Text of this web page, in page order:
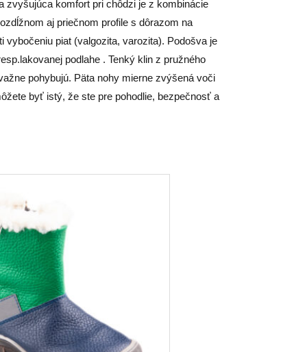
zvyšujúca komfort pri chôdzi je z kombinácie
aj priečnom profile s dôrazom na
vybočeniu piat (valgozita, varozita). Podošva je
podlahe . Tenký klin z pružného
pohybujú. Päta nohy mierne zvýšená voči
byť istý, že ste pre pohodlie, bezpečnosť a